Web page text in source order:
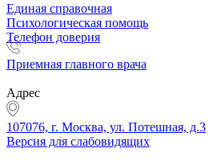
Единая справочная
Психологическая помощь
Телефон доверия
Приемная главного врача
Адрес
107076, г. Москва, ул. Потешная, д.3
Версия для слабовидящих